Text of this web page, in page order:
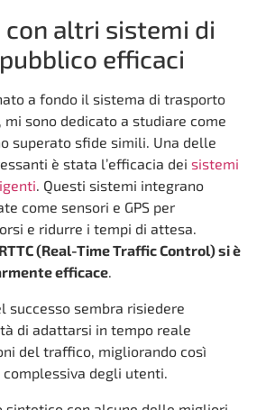
altri sistemi di
efficaci
a fondo il sistema di trasporto
mi sono dedicato a studiare come
superato sfide simili. Una delle
è stata l’efficacia dei sistemi
. Questi sistemi integrano
come sensori e GPS per
e ridurre i tempi di attesa.
(Real-Time Traffic Control) si è
efficace.
successo sembra risiedere
di adattarsi in tempo reale
del traffico, migliorando così
complessiva degli utenti.